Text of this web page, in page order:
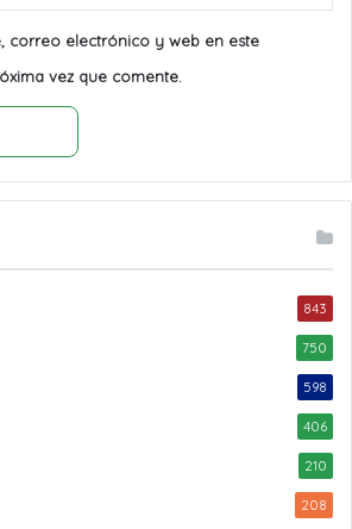
correo electrónico y web en este
vez que comente.
843
750
598
406
210
208